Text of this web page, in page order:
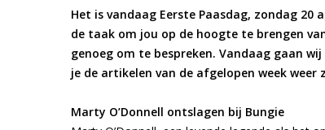
Het is vandaag Eerste Paasdag, zondag 20
de taak om jou op de hoogte te brengen
genoeg om te bespreken. Vandaag gaan
je de artikelen van de afgelopen week weer
Marty O’Donnell ontslagen bij Bungie